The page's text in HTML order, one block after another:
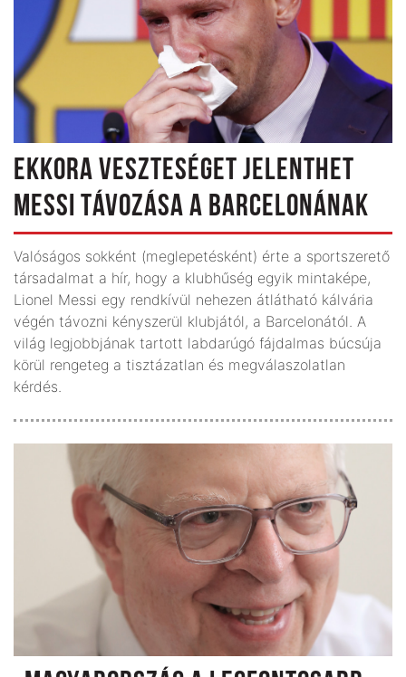
EKKORA VESZTESÉGET JELENTHET
MESSI TÁVOZÁSA A BARCELONÁNAK
Valóságos sokként (meglepetésként) érte a sportszerető
társadalmat a hír, hogy a klubhűség egyik mintaképe,
Lionel Messi egy rendkívül nehezen átlátható kálvária
végén távozni kényszerül klubjától, a Barcelonától. A
világ legjobbjának tartott labdarúgó fájdalmas búcsúja
körül rengeteg a tisztázatlan és megválaszolatlan
kérdés.